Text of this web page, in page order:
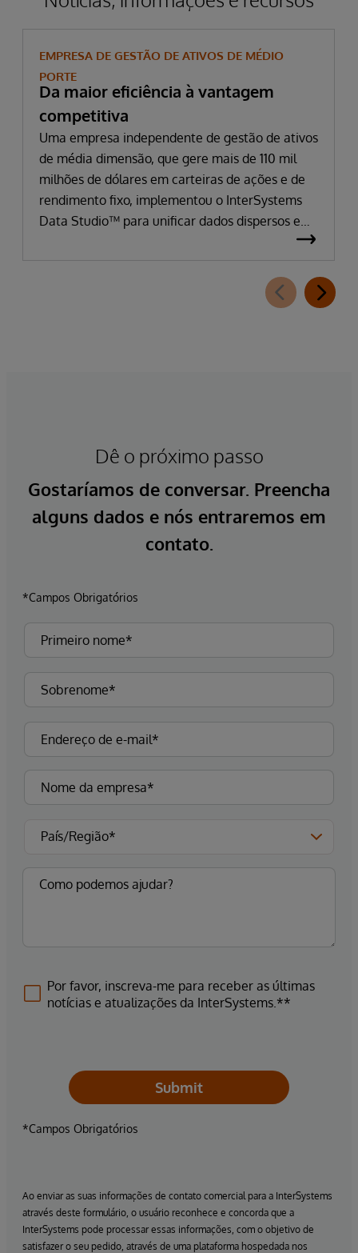
EMPRESA DE GESTÃO DE ATIVOS DE MÉDIO
PORTE
Da maior eficiência à vantagem
competitiva
Uma empresa independente de gestão de ativos
de média dimensão, que gere mais de 110 mil
milhões de dólares em carteiras de ações e de
rendimento fixo, implementou o InterSystems
Data Studio™ para unificar dados dispersos em
dezenas de fontes e sistemas, tais como folhas
serviços, sistemas legados, dados, armazéns de
Dê o próximo passo
Gostaríamos de conversar. Preencha
alguns dados e nós entraremos em
contato.
*Campos Obrigatórios
Por favor, inscreva-me para receber as últimas
notícias e atualizações da InterSystems.**
Submit
*Campos Obrigatórios
Ao enviar as suas informações de contato comercial para a InterSystems
através deste formulário, o usuário reconhece e concorda que a
InterSystems pode processar essas informações, com o objetivo de
satisfazer o seu pedido, através de uma plataforma hospedada nos